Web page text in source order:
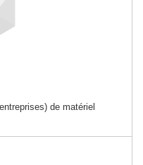
de matériel